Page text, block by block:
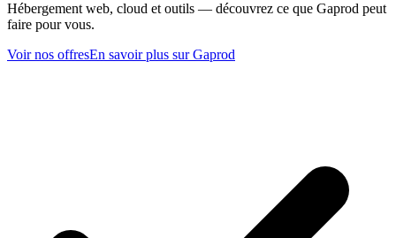
Hébergement web, cloud et outils — découvrez ce que Gaprod peut
faire pour vous.
Voir nos offresEn savoir plus sur Gaprod